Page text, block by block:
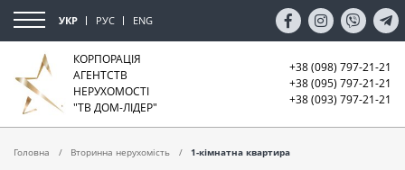
УКР РУС ENG
КОРПОРАЦІЯ
АГЕНТСТВ
НЕРУХОМОСТІ
"ТВ ДОМ-ЛІДЕР"
+38 (098) 797-21-21
+38 (095) 797-21-21
+38 (093) 797-21-21
Головна Вторинна нерухомість 1-кімнатна квартира